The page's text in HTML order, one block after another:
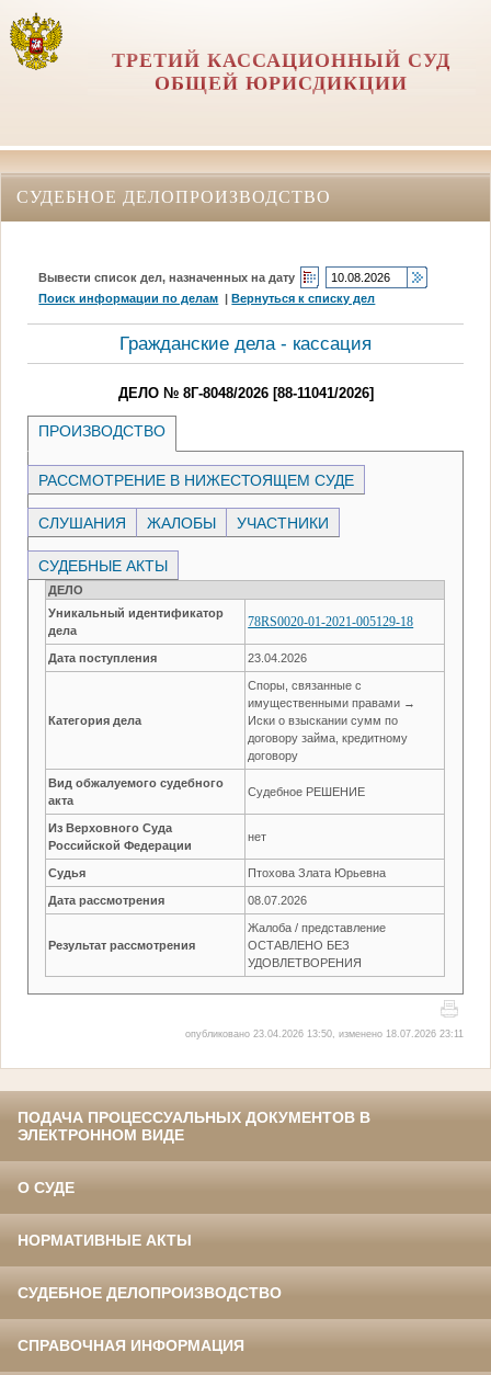
ТРЕТИЙ КАССАЦИОННЫЙ СУД
ОБЩЕЙ ЮРИСДИКЦИИ
СУДЕБНОЕ ДЕЛОПРОИЗВОДСТВО
Вывести список дел, назначенных на дату
Поиск информации по делам |Вернуться к списку дел
Гражданские дела - кассация
ДЕЛО № 8Г-8048/2026 [88-11041/2026]
ПРОИЗВОДСТВО
РАССМОТРЕНИЕ В НИЖЕСТОЯЩЕМ СУДЕ
СЛУШАНИЯ ЖАЛОБЫ УЧАСТНИКИ
СУДЕБНЫЕ АКТЫ
ДЕЛО
Уникальный идентификатор
дела
78RS0020-01-2021-005129-18
Дата поступления 23.04.2026
Категория дела
Споры, связанные с
имущественными правами →
Иски о взыскании сумм по
договору займа, кредитному
договору
Вид обжалуемого судебного
акта
Судебное РЕШЕНИЕ
Из Верховного Суда
Российской Федерации
нет
Судья Птохова Злата Юрьевна
Дата рассмотрения 08.07.2026
Результат рассмотрения
Жалоба / представление
ОСТАВЛЕНО БЕЗ
УДОВЛЕТВОРЕНИЯ
опубликовано 23.04.2026 13:50, изменено 18.07.2026 23:11
ПОДАЧА ПРОЦЕССУАЛЬНЫХ ДОКУМЕНТОВ В
ЭЛЕКТРОННОМ ВИДЕ
О СУДЕ
НОРМАТИВНЫЕ АКТЫ
СУДЕБНОЕ ДЕЛОПРОИЗВОДСТВО
СПРАВОЧНАЯ ИНФОРМАЦИЯ